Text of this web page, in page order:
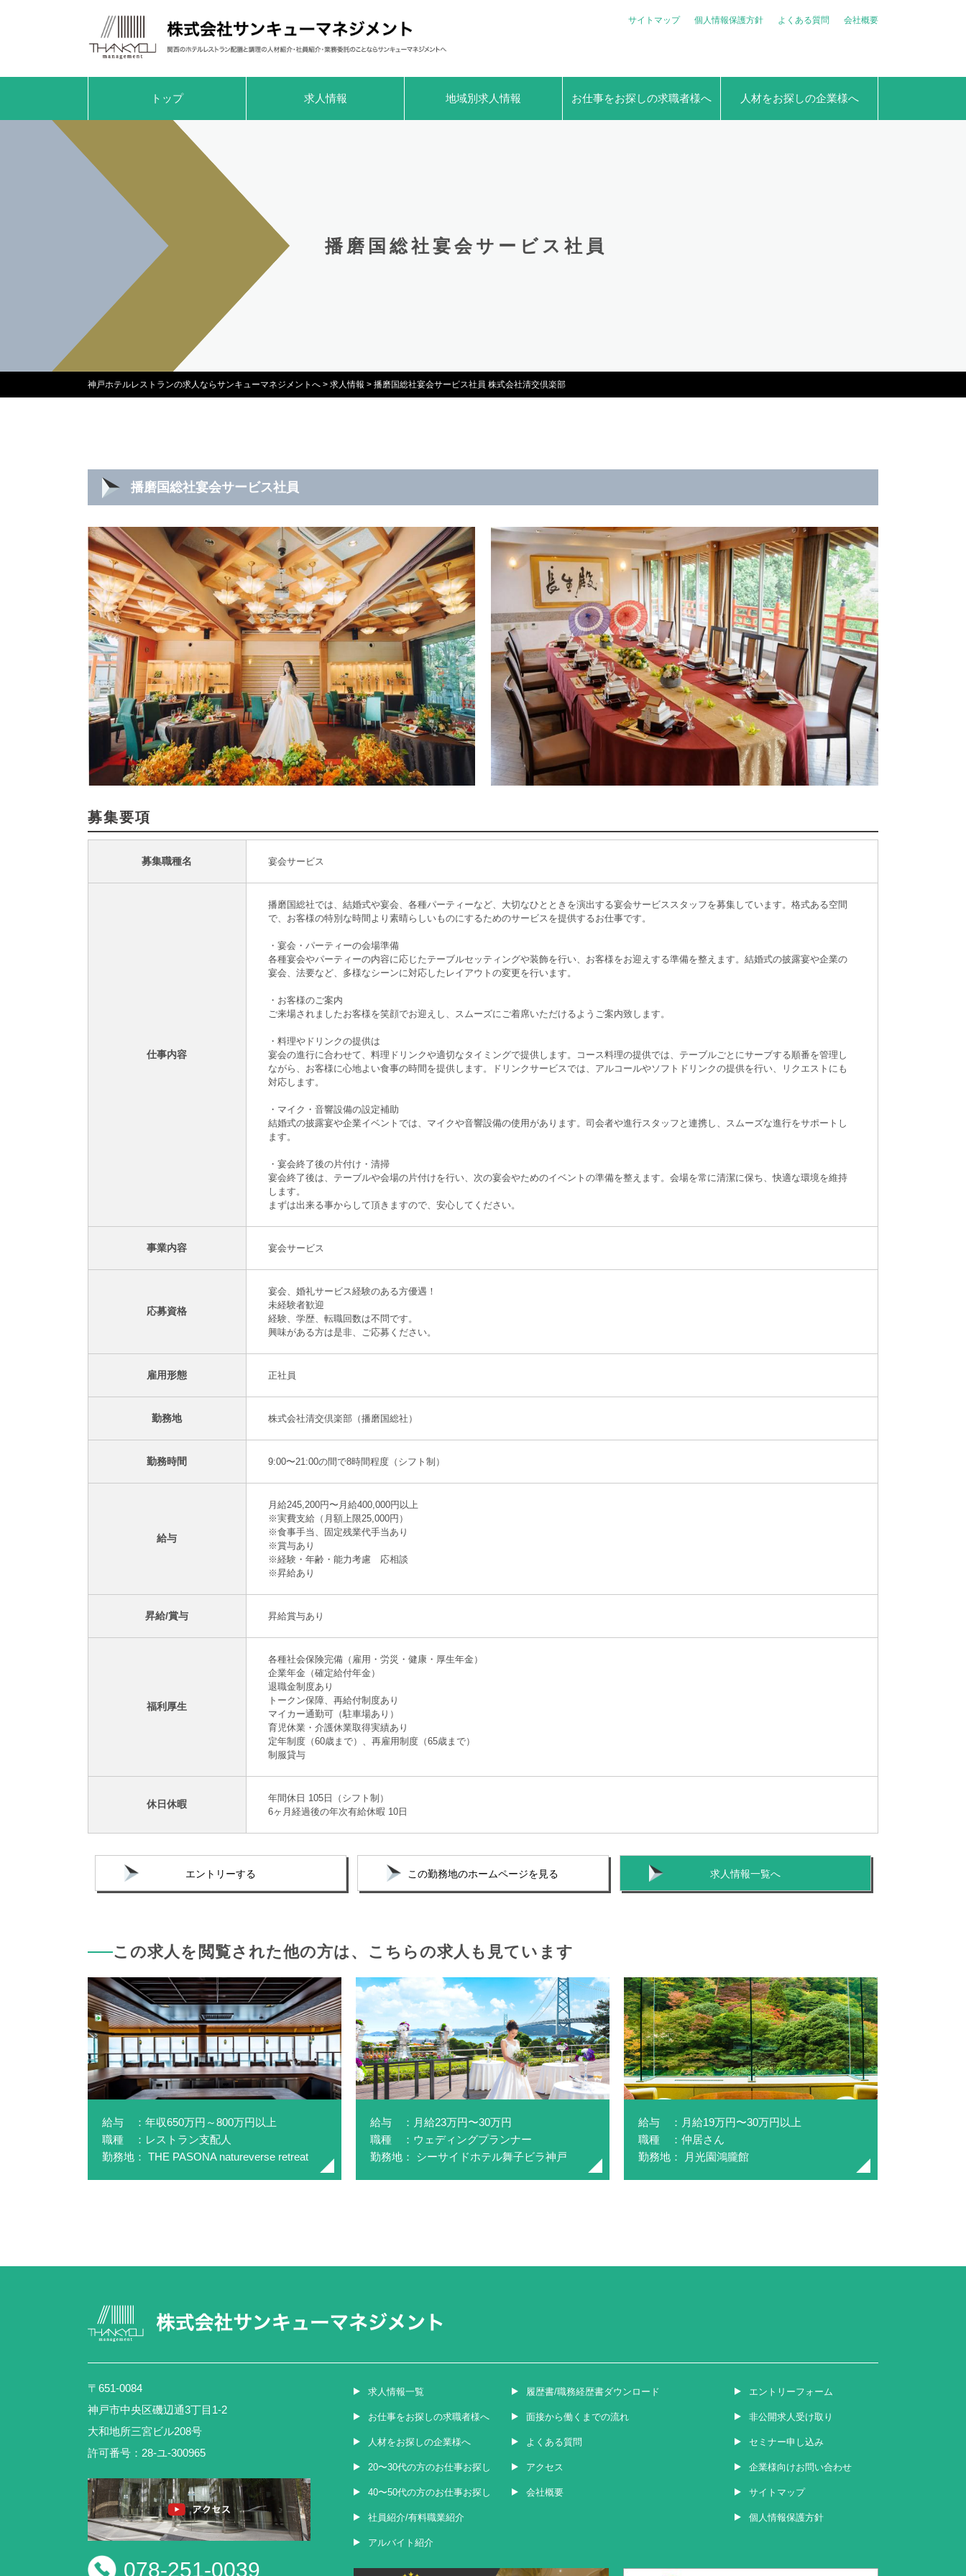
サイトマップ 個人情報保護方針 よくある質問 会社概要
トップ 求人情報 地域別求人情報 お仕事をお探しの求職者様へ 人材をお探しの企業様へ
播磨国総社宴会サービス社員
神戸ホテルレストランの求人ならサンキューマネジメントへ > 求人情報 > 播磨国総社宴会サービス社員 株式会社清交倶楽部
播磨国総社宴会サービス社員
募集要項
募集職種名 宴会サービス
仕事内容
播磨国総社では、結婚式や宴会、各種パーティーなど、大切なひとときを演出する宴会サービススタッフを募集しています。格式ある空間
で、お客様の特別な時間より素晴らしいものにするためのサービスを提供するお仕事です。
・宴会・パーティーの会場準備
各種宴会やパーティーの内容に応じたテーブルセッティングや装飾を行い、お客様をお迎えする準備を整えます。結婚式の披露宴や企業の
宴会、法要など、多様なシーンに対応したレイアウトの変更を行います。
・お客様のご案内
ご来場されましたお客様を笑顔でお迎えし、スムーズにご着席いただけるようご案内致します。
・料理やドリンクの提供は
宴会の進行に合わせて、料理ドリンクや適切なタイミングで提供します。コース料理の提供では、テーブルごとにサーブする順番を管理し
ながら、お客様に心地よい食事の時間を提供します。ドリンクサービスでは、アルコールやソフトドリンクの提供を行い、リクエストにも
対応します。
・マイク・音響設備の設定補助
結婚式の披露宴や企業イベントでは、マイクや音響設備の使用があります。司会者や進行スタッフと連携し、スムーズな進行をサポートし
ます。
・宴会終了後の片付け・清掃
宴会終了後は、テーブルや会場の片付けを行い、次の宴会やためのイベントの準備を整えます。会場を常に清潔に保ち、快適な環境を維持
します。
まずは出来る事からして頂きますので、安心してください。
事業内容 宴会サービス
応募資格
宴会、婚礼サービス経験のある方優遇！
未経験者歓迎
経験、学歴、転職回数は不問です。
興味がある方は是非、ご応募ください。
雇用形態 正社員
勤務地 株式会社清交倶楽部（播磨国総社）
勤務時間 9:00〜21:00の間で8時間程度（シフト制）
給与
月給245,200円〜月給400,000円以上
※実費支給（月額上限25,000円）
※食事手当、固定残業代手当あり
※賞与あり
※経験・年齢・能力考慮 応相談
※昇給あり
昇給/賞与 昇給賞与あり
福利厚生
各種社会保険完備（雇用・労災・健康・厚生年金）
企業年金（確定給付年金）
退職金制度あり
トークン保障、再給付制度あり
マイカー通勤可（駐車場あり）
育児休業・介護休業取得実績あり
定年制度（60歳まで）、再雇用制度（65歳まで）
制服貸与
休日休暇
年間休日 105日（シフト制）
6ヶ月経過後の年次有給休暇 10日
エントリーする この勤務地のホームページを見る 求人情報一覧へ
この求人を閲覧された他の方は、 こちらの求人も見ています
給与 ：年収650万円～800万円以上
職種 ：レストラン支配人
勤務地： THE PASONA natureverse retreat
給与 ：月給23万円〜30万円
職種 ：ウェディングプランナー
勤務地： シーサイドホテル舞子ビラ神戸
給与 ：月給19万円〜30万円以上
職種 ：仲居さん
勤務地： 月光園鴻朧館
〒651-0084
神戸市中央区磯辺通3丁目1-2
大和地所三宮ビル208号
許可番号：28-ユ-300965
078-251-0039
求人情報一覧
お仕事をお探しの求職者様へ
人材をお探しの企業様へ
20〜30代の方のお仕事お探し
40〜50代の方のお仕事お探し
社員紹介/有料職業紹介
アルバイト紹介
履歴書/職務経歴書ダウンロード
面接から働くまでの流れ
よくある質問
アクセス
会社概要
エントリーフォーム
非公開求人受け取り
セミナー申し込み
企業様向けお問い合わせ
サイトマップ
個人情報保護方針